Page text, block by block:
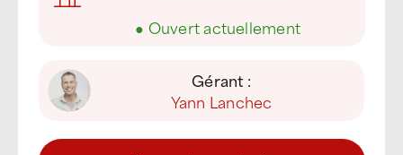
● Ouvert actuellement
Gérant :
Yann Lanchec